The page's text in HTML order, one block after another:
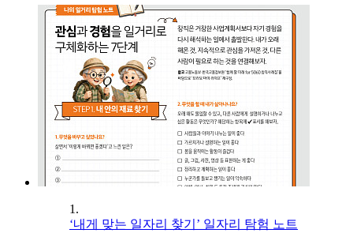
1.
‘내게 맞는 일자리 찾기’ 일자리 탐험 노트